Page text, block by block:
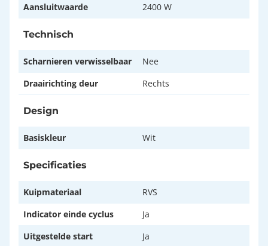
Aansluitwaarde 2400 W
Technisch
Scharnieren verwisselbaar
Nee
Draairichting deur
Rechts
Design
Basiskleur Wit
Specificaties
Kuipmateriaal
RVS
Indicator einde cyclus
Ja
Uitgestelde start
Ja